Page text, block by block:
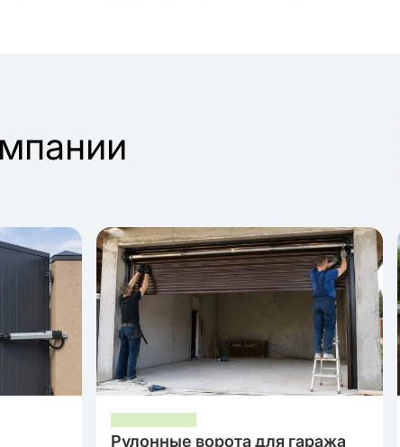
Рулонные ворота для гаража